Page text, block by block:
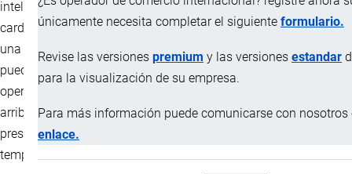
únicamente necesita completar el siguiente formulario.
Revise las versiones premium y las versiones estandar
para la visualización de su empresa.
Para más información puede comunicarse con nosotros
enlace.
inteligente varios indicadores de salud como la frecuencia
cardíaca, el sueño, el estrés, el período fisiológico y otros, con
una batería de duración ultra larga y 5ATM a prueba de agua,
puede estar seguro de usarlo en múltiples escenarios, admite
operación táctil en pantalla completa, incluido deslizar hacia
arriba, abajo, izquierda y derecha, así como tocar y mantener
presionado. Tiene aplicaciones para visualizar el clima,
temporizador, conteo y alarma.